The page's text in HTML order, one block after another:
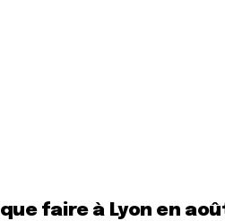
que faire à Lyon en